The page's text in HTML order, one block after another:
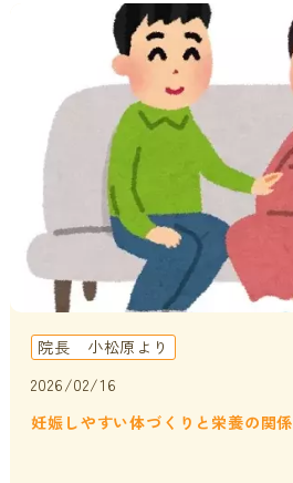
院長 小松原より
2026/02/16
妊娠しやすい体づくりと栄養の関係